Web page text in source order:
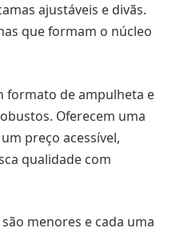
ajustáveis e divãs.
que formam o núcleo
formato de ampulheta e
Oferecem uma
preço acessível,
qualidade com
são menores e cada uma